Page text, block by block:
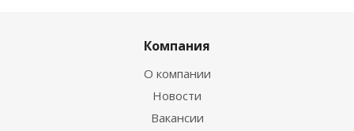
Компания
О компании
Новости
Вакансии